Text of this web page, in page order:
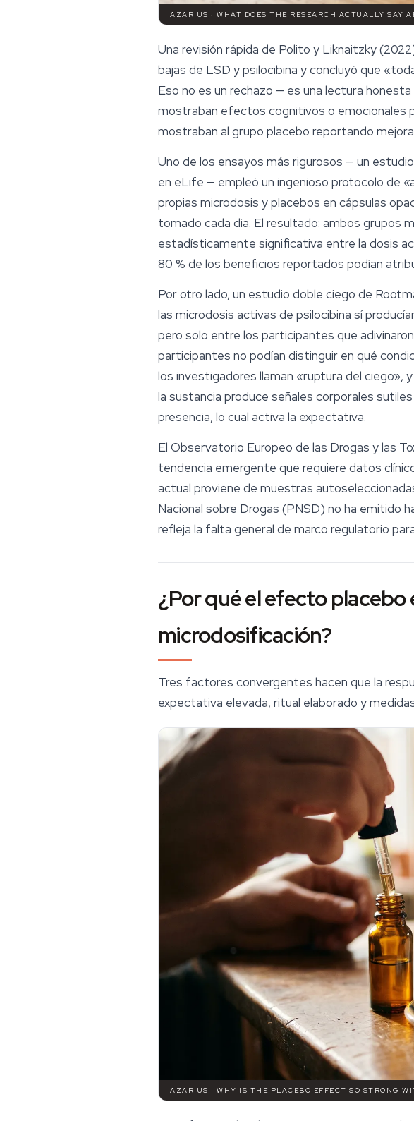
AZARIUS · WHAT DOES THE RESEARCH ACTUALLY SAY
Una revisión rápida de Polito y Liknaitzky
bajas de LSD ypsilocibina y concluyó que
Eso no es un rechazo — es una lectura
mostraban efectos cognitivos o emocionales
mostraban al grupo placebo reportando
Uno de los ensayos más rigurosos — un
en eLife — empleó un ingenioso protocolo de
propias microdosis y placebos en cápsulas
tomado cada día. El resultado: ambos grupos
estadísticamente significativa entre la dosis
80 % de los beneficios reportados podían
Por otro lado, un estudio doble ciego de
las microdosis activas de psilocibina sí
pero solo entre los participantes que
participantes no podían distinguir en qué
los investigadores llaman «ruptura del ciego»,
la sustancia produce señales corporales
presencia, lo cual activa la expectativa.
El Observatorio Europeo de las Drogas y las
tendencia emergente que requiere datos
actual proviene de muestras
Nacional sobre Drogas (PNSD) no ha emitido
refleja la falta general de marco regulatorio
¿Por qué el efecto
microdosificación?
Tres factores convergentes hacen que la
expectativa elevada, ritual elaborado y
AZARIUS · WHY IS THE PLACEBO EFFECT SO STRONG